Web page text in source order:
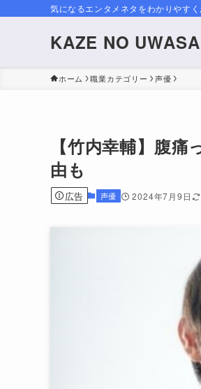
気になるエンタメネタをわかりやすく
KAZE NO UWASA
ホーム 職業カテゴリー 声優
【竹内幸輔】腹
由も
広告 声優 2024年7月9日